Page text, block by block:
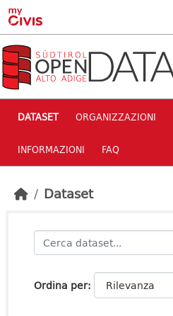
Skip to main content
DATASET ORGANIZZAZIONI
INFORMAZIONI FAQ
Dataset
Ordina per